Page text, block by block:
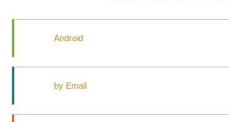
Android
by Email